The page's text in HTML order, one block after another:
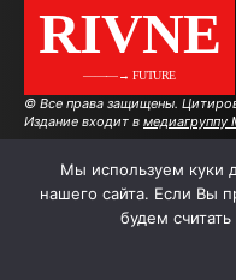
RIVNE
———→ FUTURE
© Все права защищены.
Издание входит в медиагруппу
Мы используем куки
нашего сайта. Если Вы
будем считать